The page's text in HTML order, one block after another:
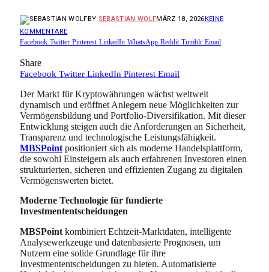
BY SEBASTIAN WOLFMÄRZ 18, 2026 KEINE
KOMMENTARE
Facebook Twitter Pinterest LinkedIn WhatsApp Reddit Tumblr Email
Share
Facebook Twitter LinkedIn Pinterest Email
Der Markt für Kryptowährungen wächst weltweit
dynamisch und eröffnet Anlegern neue Möglichkeiten zur
Vermögensbildung und Portfolio-Diversifikation. Mit dieser
Entwicklung steigen auch die Anforderungen an Sicherheit,
Transparenz und technologische Leistungsfähigkeit.
MBSPoint positioniert sich als moderne Handelsplattform,
die sowohl Einsteigern als auch erfahrenen Investoren einen
strukturierten, sicheren und effizienten Zugang zu digitalen
Vermögenswerten bietet.
Moderne Technologie für fundierte
Investmententscheidungen
MBSPoint kombiniert Echtzeit-Marktdaten, intelligente
Analysewerkzeuge und datenbasierte Prognosen, um
Nutzern eine solide Grundlage für ihre
Investmententscheidungen zu bieten. Automatisierte